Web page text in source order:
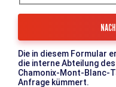
Die in diesem Formular
die interne Abteilung
Chamonix-Mont-Blanc-
Anfrage kümmert.